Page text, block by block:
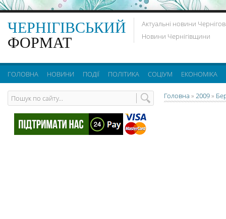
ЧЕРНІГІВСЬКИЙ
ФОРМАТ
Актуальні новини
Новини Чернігівщини
ГОЛОВНА НОВИНИ ПОДІЇ ПОЛІТИКА СОЦІУМ ЕКОНОМІКА
Головна » 2009»